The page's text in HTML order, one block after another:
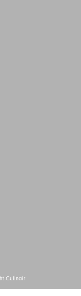
Culinair